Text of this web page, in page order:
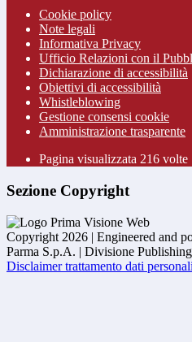
Cookie policy
Note legali
Informativa Privacy
Ufficio Relazioni con il
Dichiarazione di accessibilità
Obiettivi di accessibilità
Whistleblowing
Gestione consensi cookie
Amministrazione trasparente
Pagina visualizzata 216 volte
Sezione Copyright
Copyright 2026 | Engineered and
Parma S.p.A. | Divisione
Disclaimer trattamento dati personali